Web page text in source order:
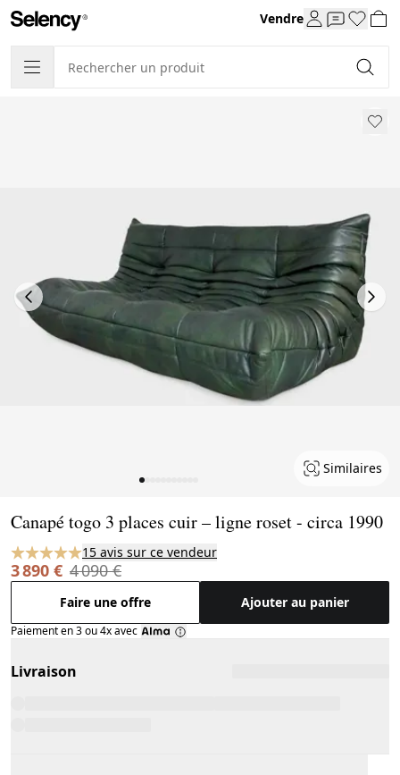
Vendre
Similaires
Canapé togo 3 places cuir – ligne roset - circa 1990
15 avis sur ce vendeur
3 890 € 4 090 €
Faire une offre Ajouter au panier
Paiement en 3 ou 4x avec
Livraison